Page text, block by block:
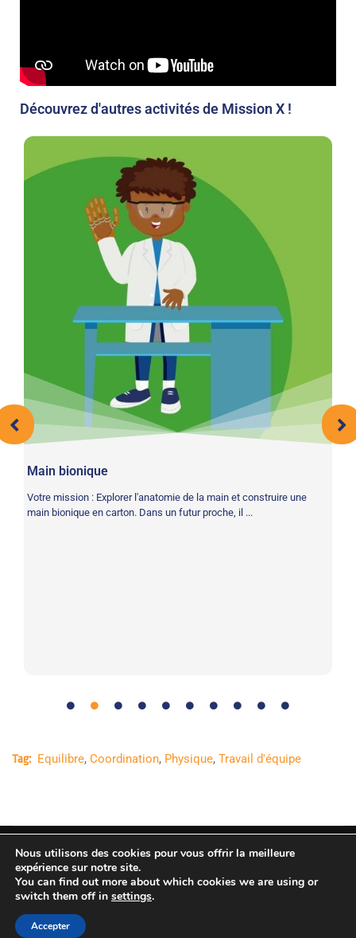
Découvrez d'autres activités de Mission X !
Main bionique
Votre mission : Explorer l'anatomie de la main et construire une
main bionique en carton. Dans un futur proche, il ...
Tag: Equilibre, Coordination, Physique, Travail d'équipe
Copyright © Agence spatiale européenne. Tous droits
réservés.
Nous utilisons des cookies pour vous offrir la meilleure
expérience sur notre site.
You can find out more about which cookies we are using or
switch them off in settings.
Accepter